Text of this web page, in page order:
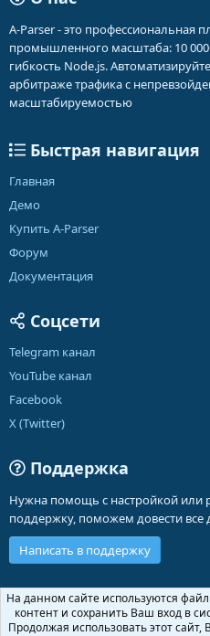
A-Parser - это профессиональная
промышленного масштаба: 10
гибкость Node.js.
арбитраже трафика с
масштабируемостью
Быстрая навигация
Главная
Демо
Купить A-Parser
Форум
Документация
Соцсети
Telegram канал
YouTube канал
Facebook
X (Twitter)
Поддержка
Нужна помощь с настройкой или
поддержку, поможем довести все
Написать в поддержку
Russian (RU)
Обратная связь
Условия и
На данном сайте используются
контент и сохранить Ваш вход в
Продолжая использовать этот